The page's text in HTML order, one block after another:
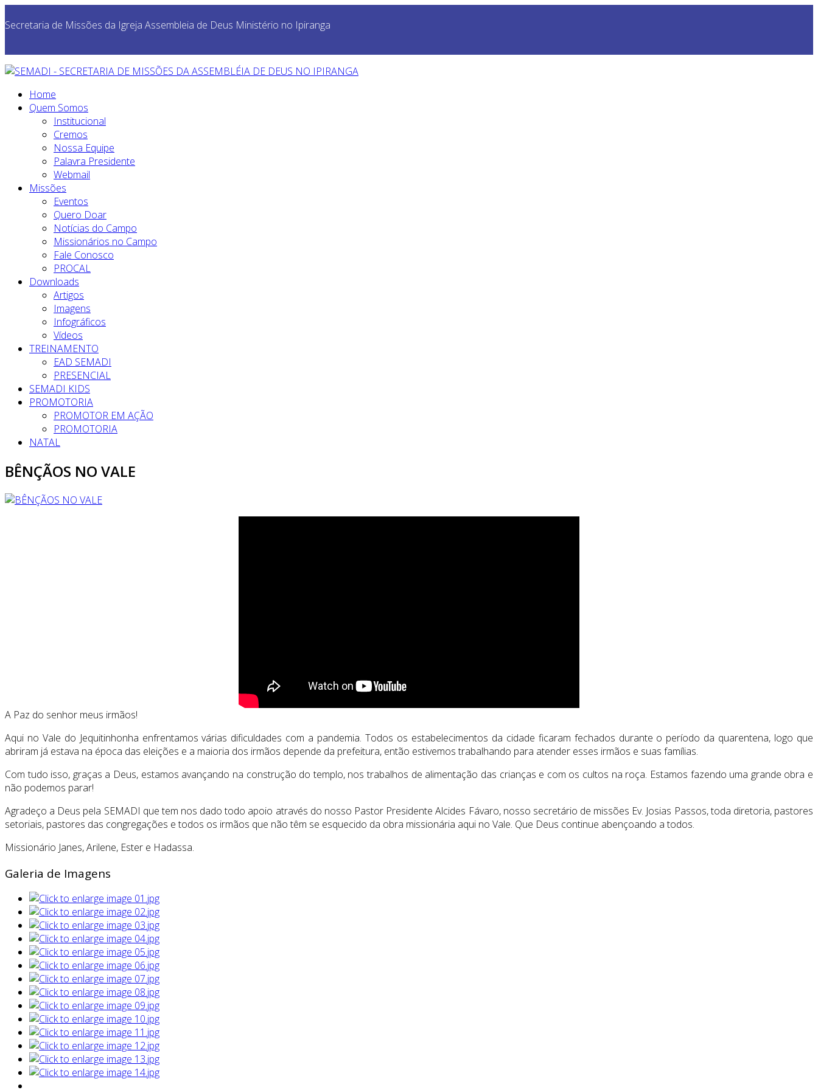
Secretaria de Missões da Igreja Assembleia de Deus Ministério no Ipiranga
Home
Quem Somos
Institucional
Cremos
Nossa Equipe
Palavra Presidente
Webmail
Missões
Eventos
Quero Doar
Notícias do Campo
Missionários no Campo
Fale Conosco
PROCAL
Downloads
Artigos
Imagens
Infográficos
Vídeos
TREINAMENTO
EAD SEMADI
PRESENCIAL
SEMADI KIDS
PROMOTORIA
PROMOTOR EM AÇÃO
PROMOTORIA
NATAL
BÊNÇÃOS NO VALE
A Paz do senhor meus irmãos!
Aqui no Vale do Jequitinhonha enfrentamos várias dificuldades com a pandemia. Todos os estabelecimentos da cidade ficaram fechados durante o período da quarentena, logo que
abriram já estava na época das eleições e a maioria dos irmãos depende da prefeitura, então estivemos trabalhando para atender esses irmãos e suas famílias.
Com tudo isso, graças a Deus, estamos avançando na construção do templo, nos trabalhos de alimentação das crianças e com os cultos na roça. Estamos fazendo uma grande obra e
não podemos parar!
Agradeço a Deus pela SEMADI que tem nos dado todo apoio através do nosso Pastor Presidente Alcides Fávaro, nosso secretário de missões Ev. Josias Passos, toda diretoria, pastores
setoriais, pastores das congregações e todos os irmãos que não têm se esquecido da obra missionária aqui no Vale. Que Deus continue abençoando a todos.
Missionário Janes, Arilene, Ester e Hadassa.
Galeria de Imagens